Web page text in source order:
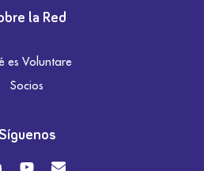
la Red
es Voluntare
Socios